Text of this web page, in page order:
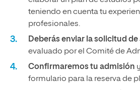
teniendo en cuenta tu
profesionales.
Deberás enviar la solicitud
evaluado por el Comité de
Confirmaremos tu admisión
formulario para la reserva de